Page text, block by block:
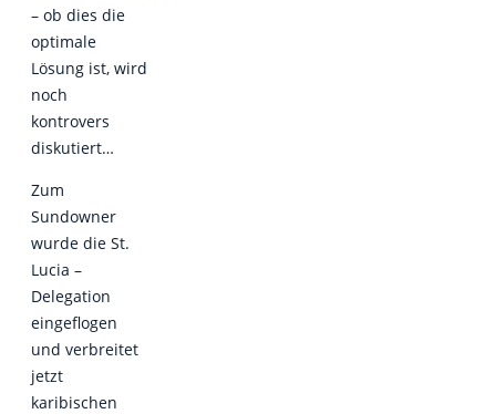
– ob dies die
optimale
Lösung ist, wird
noch
kontrovers
diskutiert…
Zum
Sundowner
wurde die St.
Lucia –
Delegation
eingeflogen
und verbreitet
jetzt
karibischen